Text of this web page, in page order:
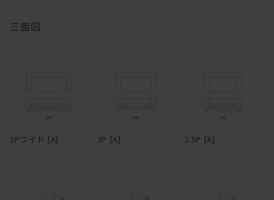
さ、身体を受け止める弾力の両方を兼ね備えている。ウレタン芯が
味わえる。ファブリック＆レザーとの組み合わせ次第で、カジュア
いただくと、しっとりとした風合いが蘇り、味わいも深まります。
年変化とともにだんだんと馴染んでいき、やがて味わいに変わって
三面図
3Pワイド [A] 3P [A] 2.5P [A]